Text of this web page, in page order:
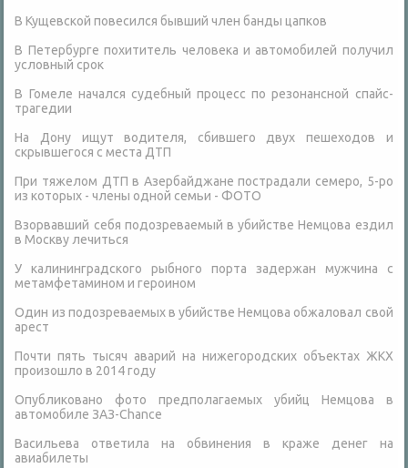
В Кущевской повесился бывший член банды цапков
В Петербурге похититель человека и автомобилей получил
условный срок
В Гомеле начался судебный процесс по резонансной спайс-
трагедии
На Дону ищут водителя, сбившего двух пешеходов и
скрывшегося с места ДТП
При тяжелом ДТП в Азербайджане пострадали семеро, 5-ро
из которых - члены одной семьи - ФОТО
Взорвавший себя подозреваемый в убийстве Немцова ездил
в Москву лечиться
У калининградского рыбного порта задержан мужчина с
метамфетамином и героином
Один из подозреваемых в убийстве Немцова обжаловал свой
арест
Почти пять тысяч аварий на нижегородских объектах ЖКХ
произошло в 2014 году
Опубликовано фото предполагаемых убийц Немцова в
автомобиле ЗАЗ-Chance
Васильева ответила на обвинения в краже денег на
авиабилеты